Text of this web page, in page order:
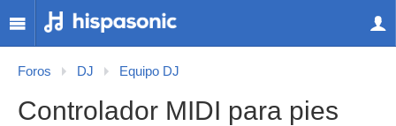
Foros DJ Equipo DJ
Controlador MIDI para pies